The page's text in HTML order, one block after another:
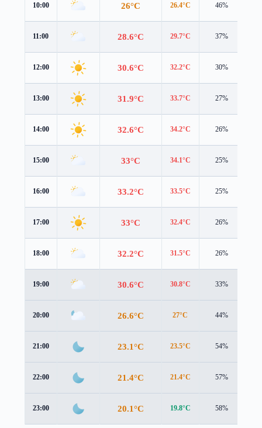
10:00 26°C 26.4°C 46%
11:00 28.6°C 29.7°C 37%
12:00 30.6°C 32.2°C 30%
13:00 31.9°C 33.7°C 27%
14:00 32.6°C 34.2°C 26%
15:00 33°C 34.1°C 25%
16:00 33.2°C 33.5°C 25%
17:00 33°C 32.4°C 26%
18:00 32.2°C 31.5°C 26%
19:00 30.6°C 30.8°C 33%
20:00 26.6°C 27°C 44%
21:00 23.1°C 23.5°C 54%
22:00 21.4°C 21.4°C 57%
23:00 20.1°C 19.8°C 58%